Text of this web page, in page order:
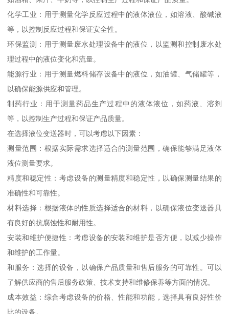
化学工业：用于测量化学反应过程中的液体液位，如溶液、酸碱液
等，以控制反应过程和保证安全性。
环保监测：用于测量废水处理设备中的液位，以监测和控制废水处
理过程中的液位变化和流量。
能源行业：用于测量燃料储存设备中的液位，如油罐、气储罐等，
以确保能源供应和管理。
制药行业：用于测量药品生产过程中的液体液位，如药液、溶剂
等，以控制生产过程和保证产品质量。
在选择液位变送器时，可以考虑以下因素：
测量范围：根据实际需求选择适合的测量范围，确保能够满足液体
液位测量要求。
精度和稳定性：考虑设备的测量精度和稳定性，以确保测量结果的
准确性和可靠性。
材料选择：根据液体的性质选择适合的材料，以确保液位变送器具
有良好的抗腐蚀性和耐用性。
安装和维护便捷性：考虑设备的安装和维护是否方便，以减少操作
和维护的工作量。
和服务：选择的设备，以确保产品质量和售后服务的可靠性。可以
了解供应商的售后服务政策、技术支持和维修保养等方面的情况。
成本效益：综合考虑设备的价格、性能和功能，选择具有良好性价
比的设备。